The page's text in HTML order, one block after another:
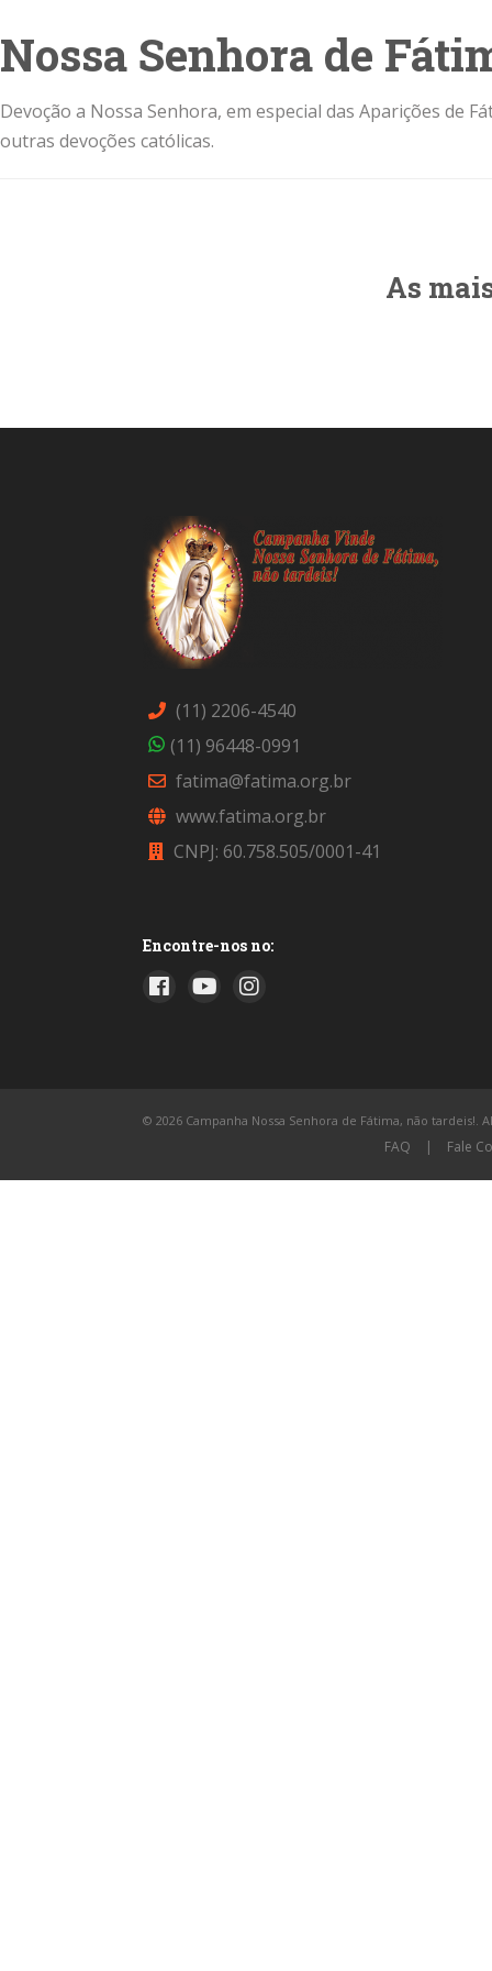
Nossa Senhora de
Devoção a Nossa Senhora, em especial das Aparições de
outras devoções católicas.
As
(11) 2206-4540
(11) 96448-0991
fatima@fatima.org.br
www.fatima.org.br
CNPJ: 60.758.505/0001-41
Encontre-nos no:
© 2026 Campanha Nossa Senhora de Fátima, não tardeis!.
FAQ | Fale